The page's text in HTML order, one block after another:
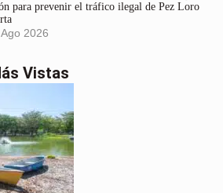
para prevenir el tráfico ilegal de Pez Loro
2026
Vistas